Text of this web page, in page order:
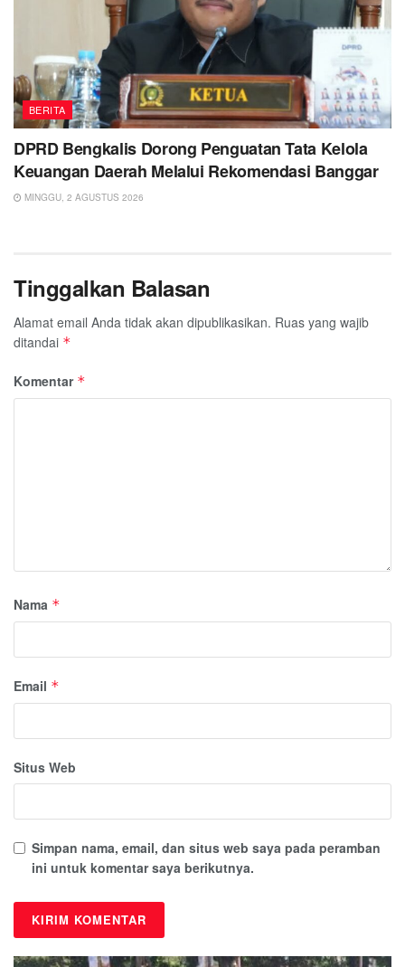
BERITA
DPRD Bengkalis Dorong Penguatan Tata Kelola
Keuangan Daerah Melalui Rekomendasi Banggar
MINGGU, 2 AGUSTUS 2026
Tinggalkan Balasan
Alamat email Anda tidak akan dipublikasikan. Ruas yang wajib
ditandai *
Komentar *
Nama *
Email *
Situs Web
Simpan nama, email, dan situs web saya pada peramban
ini untuk komentar saya berikutnya.